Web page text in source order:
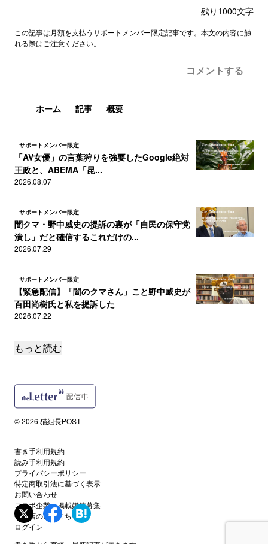
残り 1000文字
この記事は月額を支払うサポートメンバー限定記事です。本文の内容に触
れる際はご注意ください。
コメントする
ホーム 記事 概要
サポートメンバー限定
「AV女優」の言葉狩りを強要したGoogle絶対
王政と、ABEMA「昆...
2026.08.07
サポートメンバー限定
闇クマ・野中威史の提訴の裏が「自民の保守党
潰し」だと確信するこれだけの...
2026.07.29
サポートメンバー限定
【緊急配信】「闇のクマさん」こと野中威史が
百田尚樹氏と私を提訴した
2026.07.22
サポートメンバー限定
2026.07.20
佐藤二朗氏を破壊した「人権ビジネス」の異様
2026.07.12
サポートメンバー限定
木原事件に新展開 妻・郁子氏の犯行関与を示
す「新証拠」を「伝説の取調官...
2026.07.07
もっと読む
© 2026 猫組長POST
書き手利用規約
読み手利用規約
プライバシーポリシー
特定商取引法に基づく表示
お問い合わせ
コラボ企業・掲載媒体募集
代理店の方はこちら
ログイン